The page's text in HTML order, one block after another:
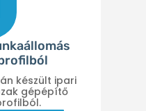
készült ipari
gépépítő